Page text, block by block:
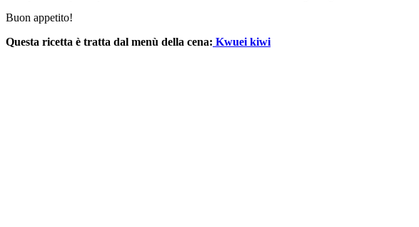
Buon appetito!
Questa ricetta è tratta dal menù della cena: Kwuei kiwi